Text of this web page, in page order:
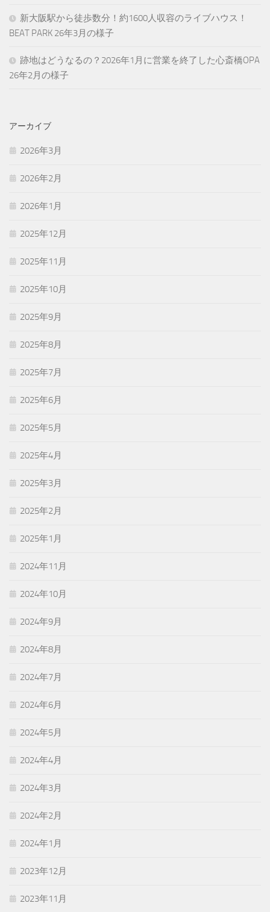
新大阪駅から徒歩数分！約1600人収容のライブハウス！
BEAT PARK 26年3月の様子
跡地はどうなるの？2026年1月に営業を終了した心斎橋OPA
26年2月の様子
アーカイブ
2026年3月
2026年2月
2026年1月
2025年12月
2025年11月
2025年10月
2025年9月
2025年8月
2025年7月
2025年6月
2025年5月
2025年4月
2025年3月
2025年2月
2025年1月
2024年11月
2024年10月
2024年9月
2024年8月
2024年7月
2024年6月
2024年5月
2024年4月
2024年3月
2024年2月
2024年1月
2023年12月
2023年11月